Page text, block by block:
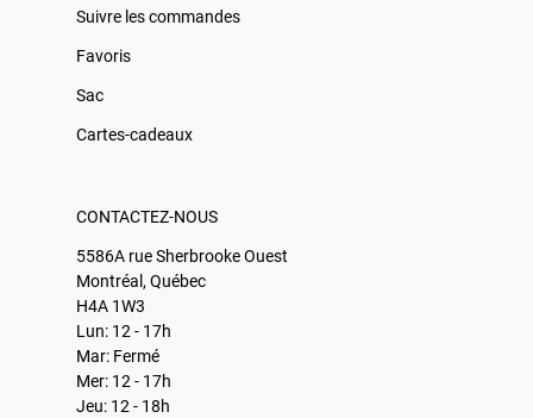
Suivre les commandes
Favoris
Sac
Cartes-cadeaux
CONTACTEZ-NOUS
5586A rue Sherbrooke Ouest
Montréal, Québec
H4A 1W3
Lun: 12 - 17h
Mar: Fermé
Mer: 12 - 17h
Jeu: 12 - 18h